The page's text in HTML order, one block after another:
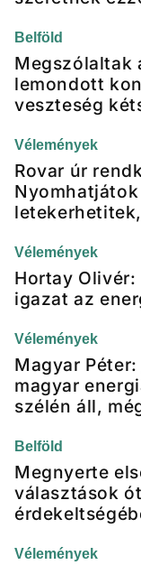
Belföld
Megszólaltak
lemondott
veszteség
Vélemények
Rovar úr
Vélemények
Hortay Olivér:
igazat az
Vélemények
Magyar
magyar
szélén áll,
Belföld
Megnyerte
választások
Vélemények